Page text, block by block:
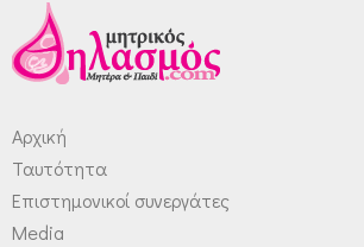
Αρχική
Ταυτότητα
Επιστημονικοί συνεργάτες
Media